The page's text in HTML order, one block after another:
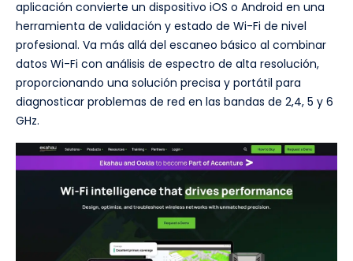
aplicación convierte un dispositivo iOS o Android en una
herramienta de validación y estado de Wi-Fi de nivel
profesional. Va más allá del escaneo básico al combinar
datos Wi-Fi con análisis de espectro de alta resolución,
proporcionando una solución precisa y portátil para
diagnosticar problemas de red en las bandas de 2,4, 5 y 6
GHz.